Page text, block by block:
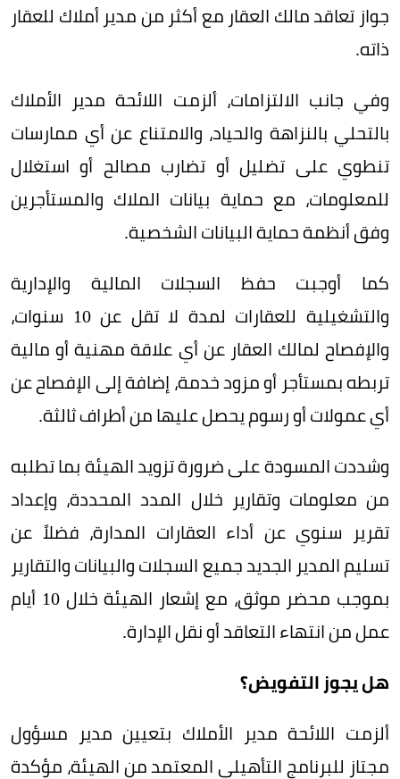
جواز تعاقد مالك العقار مع أكثر من مدير أملاك للعقار
ذاته.
وفي جانب الالتزامات، ألزمت اللائحة مدير الأملاك
بالتحلي بالنزاهة والحياد، والامتناع عن أي ممارسات
تنطوي على تضليل أو تضارب مصالح أو استغلال
للمعلومات، مع حماية بيانات الملاك والمستأجرين
وفق أنظمة حماية البيانات الشخصية.
كما أوجبت حفظ السجلات المالية والإدارية
والتشغيلية للعقارات لمدة لا تقل عن 10 سنوات،
والإفصاح لمالك العقار عن أي علاقة مهنية أو مالية
تربطه بمستأجر أو مزود خدمة، إضافة إلى الإفصاح عن
أي عمولات أو رسوم يحصل عليها من أطراف ثالثة.
وشددت المسودة على ضرورة تزويد الهيئة بما تطلبه
من معلومات وتقارير خلال المدد المحددة، وإعداد
تقرير سنوي عن أداء العقارات المدارة، فضلاً عن
تسليم المدير الجديد جميع السجلات والبيانات والتقارير
بموجب محضر موثق، مع إشعار الهيئة خلال 10 أيام
عمل من انتهاء التعاقد أو نقل الإدارة.
هل يجوز التفويض؟
ألزمت اللائحة مدير الأملاك بتعيين مدير مسؤول
مجتاز للبرنامج التأهيلي المعتمد من الهيئة، مؤكدة